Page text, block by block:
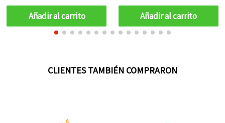
Añadir al carrito Añadir al carrito
CLIENTES TAMBIÉN COMPRARON